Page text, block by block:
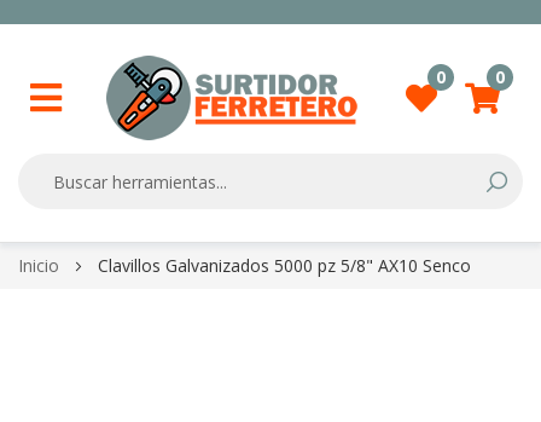
0 0
Skip
Inicio Clavillos Galvanizados 5000 pz 5/8" AX10 Senco